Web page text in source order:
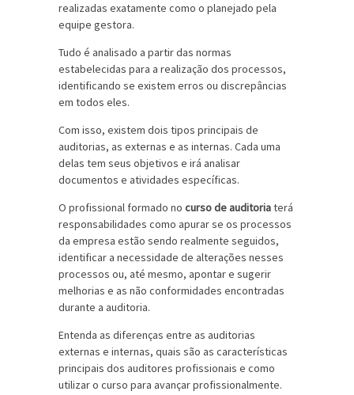
realizadas exatamente como o planejado pela
equipe gestora.
Tudo é analisado a partir das normas
estabelecidas para a realização dos processos,
identificando se existem erros ou discrepâncias
em todos eles.
Com isso, existem dois tipos principais de
auditorias, as externas e as internas. Cada uma
delas tem seus objetivos e irá analisar
documentos e atividades específicas.
O profissional formado no curso de auditoriaterá
responsabilidades como apurar se os processos
da empresa estão sendo realmente seguidos,
identificar a necessidade de alterações nesses
processos ou, até mesmo, apontar e sugerir
melhorias e as não conformidades encontradas
durante a auditoria.
Entenda as diferenças entre as auditorias
externas e internas, quais são as características
principais dos auditores profissionais e como
utilizar o curso para avançar profissionalmente.